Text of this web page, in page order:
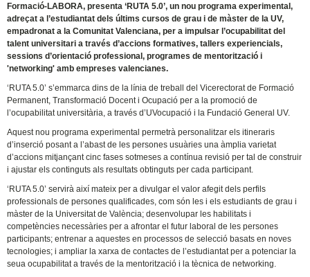
Formació-LABORA, presenta ‘RUTA 5.0’, un nou programa experimental,
adreçat a l’estudiantat dels últims cursos de grau i de màster de la UV,
empadronat a la Comunitat Valenciana, per a impulsar l’ocupabilitat del
talent universitari a través d’accions formatives, tallers experiencials,
sessions d’orientació professional, programes de mentorització i
'networking' amb empreses valencianes.
‘RUTA 5.0’ s’emmarca dins de la línia de treball del Vicerectorat de Formació
Permanent, Transformació Docent i Ocupació per a la promoció de
l’ocupabilitat universitària, a través d’UVocupació i la Fundació General UV.
Aquest nou programa experimental permetrà personalitzar els itineraris
d’inserció posant a l’abast de les persones usuàries una àmplia varietat
d’accions mitjançant cinc fases sotmeses a contínua revisió per tal de construir
i ajustar els continguts als resultats obtinguts per cada participant.
‘RUTA 5.0’ servirà així mateix per a divulgar el valor afegit dels perfils
professionals de persones qualificades, com són les i els estudiants de grau i
màster de la Universitat de València; desenvolupar les habilitats i
competències necessàries per a afrontar el futur laboral de les persones
participants; entrenar a aquestes en processos de selecció basats en noves
tecnologies; i ampliar la xarxa de contactes de l’estudiantat per a potenciar la
seua ocupabilitat a través de la mentorització i la tècnica de networking.